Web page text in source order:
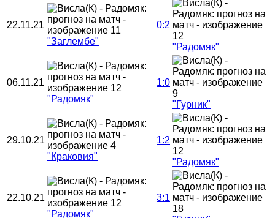
22.11.21
"Заглембе"
0:2
"Радомяк"
06.11.21
"Радомяк"
1:0
"Гурник"
29.10.21
"Краковия"
1:2
"Радомяк"
22.10.21
"Радомяк"
3:1